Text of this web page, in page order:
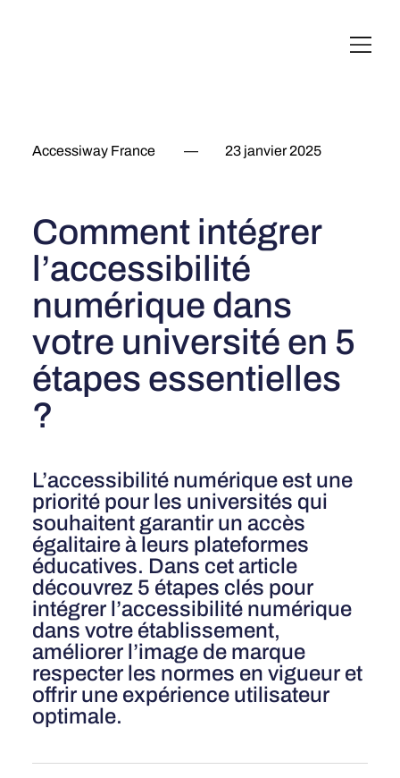
Accessiway France — 23 janvier 2025
Comment intégrer
l’accessibilité
numérique dans
votre université en 5
étapes essentielles
?
L’accessibilité numérique est une
priorité pour les universités qui
souhaitent garantir un accès
égalitaire à leurs plateformes
éducatives. Dans cet article
découvrez 5 étapes clés pour
intégrer l’accessibilité numérique
dans votre établissement,
améliorer l’image de marque
respecter les normes en vigueur et
offrir une expérience utilisateur
optimale.